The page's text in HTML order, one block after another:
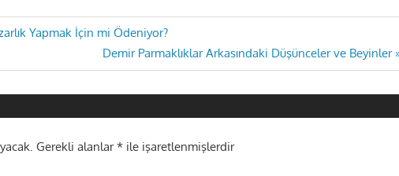
Yapmak İçin mi Ödeniyor?
Next
Post:
Demir Parmaklıklar Arkasındaki Düşünceler ve Beyinler
Gerekli alanlar* ile işaretlenmişlerdir